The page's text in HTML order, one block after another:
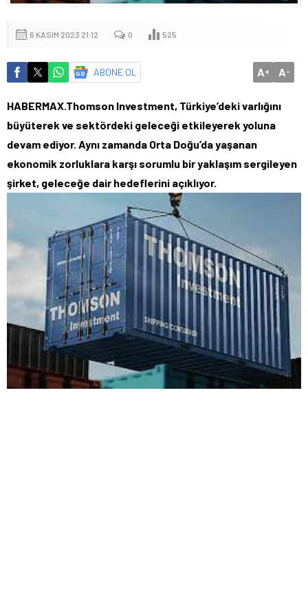
6 KASIM 2023 21:12 0 525
ABONE OL A+ A-
HABERMAX.Thomson Investment, Türkiye’deki varlığını
büyüterek ve sektördeki geleceği etkileyerek yoluna
devam ediyor. Aynı zamanda Orta Doğu’da yaşanan
ekonomik zorluklara karşı sorumlu bir yaklaşım sergileyen
şirket, geleceğe dair hedeflerini açıklıyor.